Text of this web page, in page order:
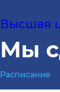
Высшая
Мы
Расписание